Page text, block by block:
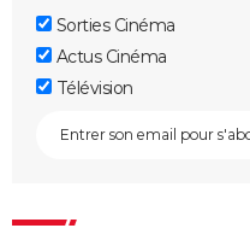
Sorties Cinéma
Actus Cinéma
Télévision